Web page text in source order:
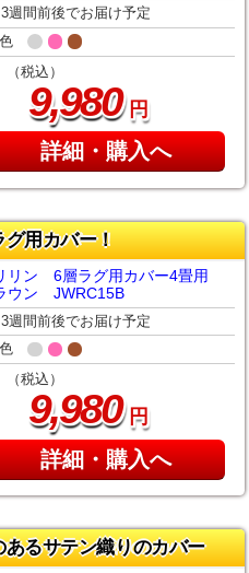
週間前後でお届け予定
（税込）
9,980円
詳細・購入へ
グ用カバー！
リン 6層ラグ用カバー4畳用
ウン JWRC15B
週間前後でお届け予定
（税込）
9,980円
詳細・購入へ
るサテン織りのカバー